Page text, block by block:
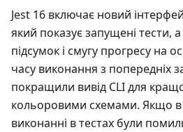
Jest 16 включає новий
який показує запущені тести,
підсумок і смугу прогресу на
часу виконання з попередніх
покращили вивід CLI для
кольоровими схемами. Якщо
виконанні в тестах були